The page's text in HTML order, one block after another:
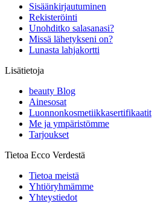
Sisäänkirjautuminen
Rekisteröinti
Unohditko salasanasi?
Missä lähetykseni on?
Lunasta lahjakortti
Lisätietoja
beauty Blog
Ainesosat
Luonnonkosmetiikkasertifikaatit
Me ja ympäristömme
Tarjoukset
Tietoa Ecco Verdestä
Tietoa meistä
Yhtiöryhmämme
Yhteystiedot